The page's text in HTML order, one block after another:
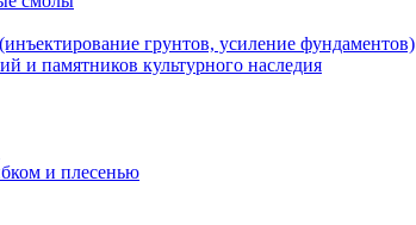
грунтов, усиление фундаментов)
и памятников культурного наследия
и плесенью